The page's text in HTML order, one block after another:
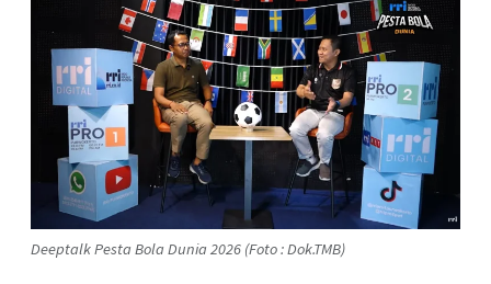
Deeptalk Pesta Bola Dunia 2026 (Foto : Dok.TMB)